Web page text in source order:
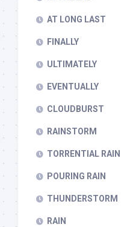
AT LONG LAST
FINALLY
ULTIMATELY
EVENTUALLY
CLOUDBURST
RAINSTORM
TORRENTIAL RAIN
POURING RAIN
THUNDERSTORM
RAIN